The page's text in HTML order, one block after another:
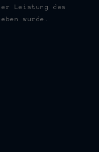
Leistung des
wurde.